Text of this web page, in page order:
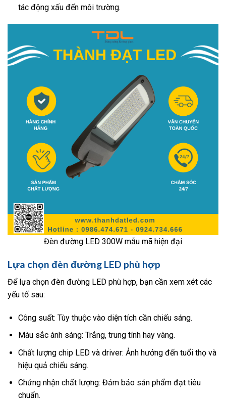
tác động xấu đến môi trường.
Đèn đường LED 300W mẫu mã hiện đại
Lựa chọn đèn đường LED phù hợp
Để lựa chọn đèn đường LED phù hợp, bạn cần xem xét các
yếu tố sau:
Công suất: Tùy thuộc vào diện tích cần chiếu sáng.
Màu sắc ánh sáng: Trắng, trung tính hay vàng.
Chất lượng chip LED và driver: Ảnh hưởng đến tuổi thọ và
hiệu quả chiếu sáng.
Chứng nhận chất lượng: Đảm bảo sản phẩm đạt tiêu
chuẩn.